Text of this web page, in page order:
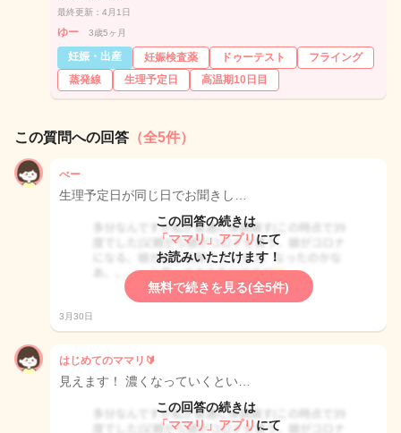
最終更新：4月1日
ゆー 3歳5ヶ月
妊娠・出産 妊娠検査薬 ドゥーテスト
フライング
蒸発線
生理予定日 高温期10日目
この質問への回答 （全5件）
べー
生理予定日が同じ日でお聞きし…
この回答の続きは
「ママリ」アプリ にて
お読みいただけます！
無料で続きを見る(全5件)
3月30日
はじめてのママリ🔰
見えます！ 濃くなっていくとい…
この回答の続きは
「ママリ」アプリ にて